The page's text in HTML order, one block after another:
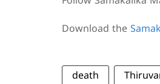
Download the
death